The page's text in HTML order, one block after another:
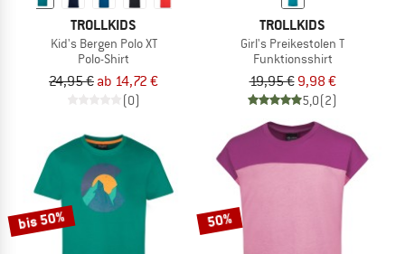
TROLLKIDS
Kid's Bergen Polo XT
Polo-Shirt
24,95 € ab 14,72 €
(0)
TROLLKIDS
Girl's Preikestolen T
Funktionsshirt
19,95 € 9,98 €
5,0(2)
bis 50% 50%